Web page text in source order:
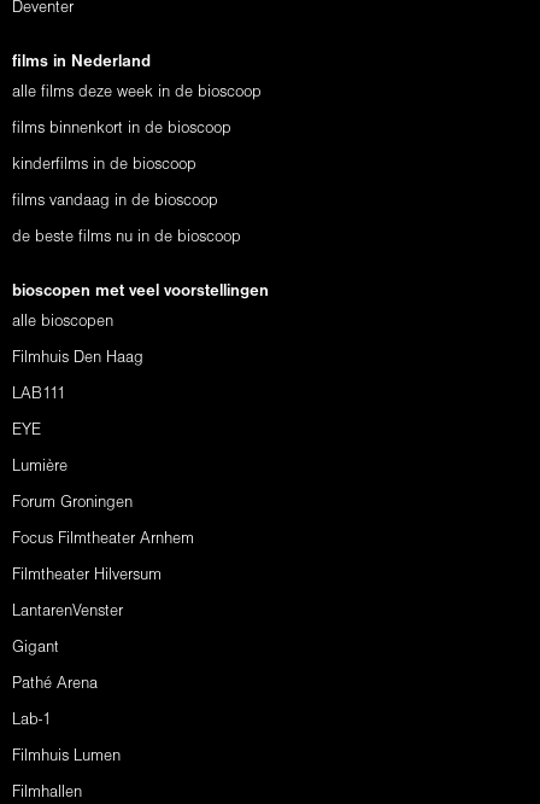
Deventer
films in Nederland
alle films deze week in de bioscoop
films binnenkort in de bioscoop
kinderfilms in de bioscoop
films vandaag in de bioscoop
de beste films nu in de bioscoop
bioscopen met veel voorstellingen
alle bioscopen
Filmhuis Den Haag
LAB111
EYE
Lumière
Forum Groningen
Focus Filmtheater Arnhem
Filmtheater Hilversum
LantarenVenster
Gigant
Pathé Arena
Lab-1
Filmhuis Lumen
Filmhallen